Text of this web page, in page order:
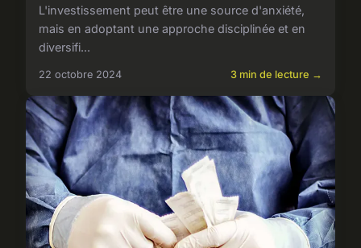
L'investissement peut être une source d'anxiété,
mais en adoptant une approche disciplinée et en
diversifi...
22 octobre 2024 3 min de lecture →